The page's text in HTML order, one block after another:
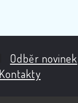
Odběr novinek
Kontakty